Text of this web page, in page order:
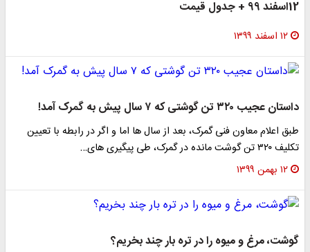
۱۲ اسفند ۱۳۹۹
عجیب ۳۲۰ تن گوشتی که ۷ سال پیش به گمرک آمد!
اعلام معاون فنی گمرک، بعد از سال ها اما و اگر در رابطه با تعیین
گوشت مانده در گمرک، طی پیگیری های…
۱۲ بهمن ۱۳۹۹
مرغ و میوه را در تره بار چند بخریم؟